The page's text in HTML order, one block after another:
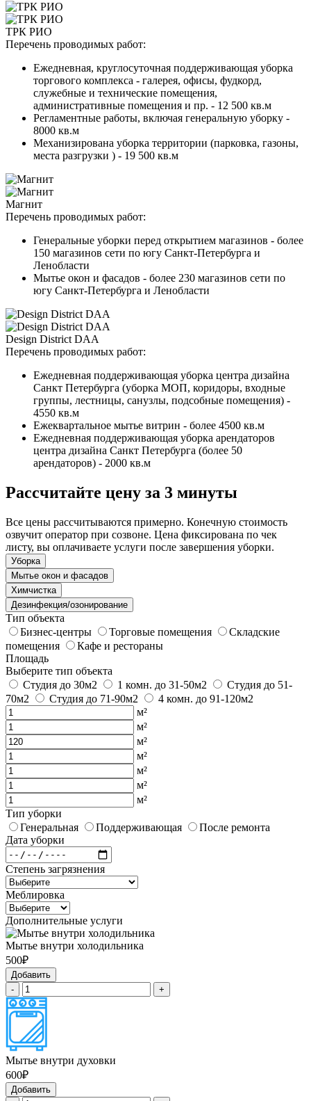
ТРК РИО
Перечень проводимых работ:
Ежедневная, круглосуточная поддерживающая уборка
торгового комплекса - галерея, офисы, фудкорд,
служебные и технические помещения,
административные помещения и пр. - 12 500 кв.м
Регламентные работы, включая генеральную уборку -
8000 кв.м
Механизирована уборка территории (парковка, газоны,
места разгрузки ) - 19 500 кв.м
Магнит
Перечень проводимых работ:
Генеральные уборки перед открытием магазинов - более
150 магазинов сети по югу Санкт-Петербурга и
Ленобласти
Мытье окон и фасадов - более 230 магазинов сети по
югу Санкт-Петербурга и Ленобласти
Design District DAA
Перечень проводимых работ:
Ежедневная поддерживающая уборка центра дизайна
Санкт Петербурга (уборка МОП, коридоры, входные
группы, лестницы, санузлы, подсобные помещения) -
4550 кв.м
Ежеквартальное мытье витрин - более 4500 кв.м
Ежедневная поддерживающая уборка арендаторов
центра дизайна Санкт Петербурга (более 50
арендаторов) - 2000 кв.м
Рассчитайте цену за 3 минуты
Все цены рассчитываются примерно. Конечную стоимость
озвучит оператор при созвоне. Цена фиксирована по чек
листу, вы оплачиваете услуги после завершения уборки.
Уборка
Мытье окон и фасадов
Химчистка
Дезинфекция/озонирование
Тип объекта
Бизнес-центры
Торговые помещения
Складские
помещения
Кафе и рестораны
Площадь
Выберите тип объекта
Студия до 30м2
1 комн. до 31-50м2
Студия до 51-
70м2
Студия до 71-90м2
4 комн. до 91-120м2
м²
м²
м²
м²
м²
м²
м²
Тип уборки
Генеральная
Поддерживающая
После ремонта
Дата уборки
Степень загрязнения
Меблировка
Дополнительные услуги
Мытье внутри холодильника
500₽
Добавить
-
+
Мытье внутри духовки
600₽
Добавить